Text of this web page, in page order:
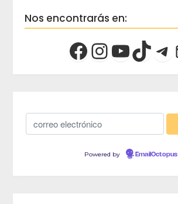
Nos encontrarás en:
Powered by EmailOctopus